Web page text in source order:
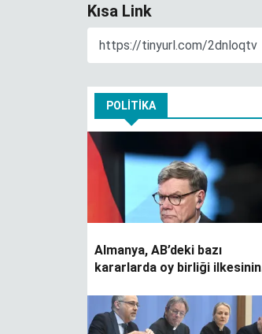
Kısa Link
POLITIKA
Almanya, AB’deki bazı
kararlarda oy birliği ilkesinin